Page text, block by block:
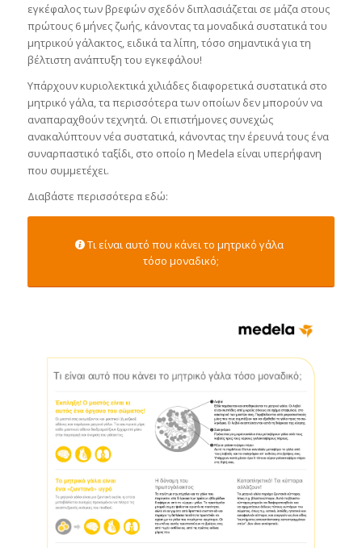
εγκέφαλος των βρεφών σχεδόν διπλασιάζεται σε μάζα στους
πρώτους 6 μήνες ζωής, κάνοντας τα μοναδικά συστατικά του
μητρικού γάλακτος, ειδικά τα λίπη, τόσο σημαντικά για τη
βέλτιστη ανάπτυξη του εγκεφάλου!
Υπάρχουν κυριολεκτικά χιλιάδες διαφορετικά συστατικά στο
μητρικό γάλα, τα περισσότερα των οποίων δεν μπορούν να
αναπαραχθούν τεχνητά. Οι επιστήμονες συνεχώς
ανακαλύπτουν νέα συστατικά, κάνοντας την έρευνά τους ένα
συναρπαστικό ταξίδι, στο οποίο η Medela είναι υπερήφανη
που συμμετέχει.
Διαβάστε περισσότερα εδώ:
Τι είναι αυτό που κάνει το μητρικό γάλα
τόσο μοναδικό;